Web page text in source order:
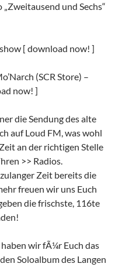
und Sechs“
[ download now! ]
(SCR Store) –
now! ]
die Sendung des alte
auf Loud FM, was wohl
an der richtigen Stelle
>> Radios.
Zeit bereits die
freuen wir uns Euch
die frischste, 116te
wir fÃ¼r Euch das
Soloalbum des Langen